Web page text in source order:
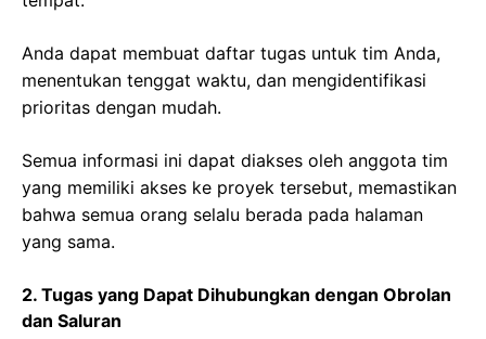
Anda dapat membuat daftar tugas untuk tim Anda,
menentukan tenggat waktu, dan mengidentifikasi
prioritas dengan mudah.
Semua informasi ini dapat diakses oleh anggota tim
yang memiliki akses ke proyek tersebut, memastikan
bahwa semua orang selalu berada pada halaman
yang sama.
2. Tugas yang Dapat Dihubungkan dengan Obrolan
dan Saluran